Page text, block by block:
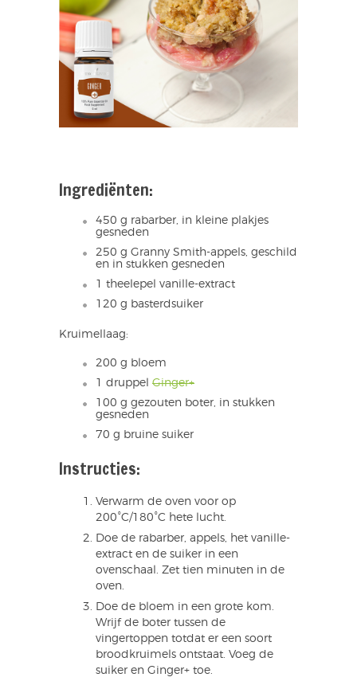
Ingrediënten:
450 g rabarber, in kleine plakjes
gesneden
250 g Granny Smith-appels, geschild
en in stukken gesneden
1 theelepel vanille-extract
120 g basterdsuiker
Kruimellaag:
200 g bloem
1 druppel Ginger+
100 g gezouten boter, in stukken
gesneden
70 g bruine suiker
Instructies:
Verwarm de oven voor op
200°C/180°C hete lucht.
Doe de rabarber, appels, het vanille-
extract en de suiker in een
ovenschaal. Zet tien minuten in de
oven.
Doe de bloem in een grote kom.
Wrijf de boter tussen de
vingertoppen totdat er een soort
broodkruimels ontstaat. Voeg de
suiker en Ginger+ toe.